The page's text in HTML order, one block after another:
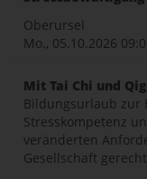
Oberursel
Mo., 05.10.2026
Mit Tai Chi und
Bildungsurlaub zur
Stresskompetenz
veränderten
Gesellschaft